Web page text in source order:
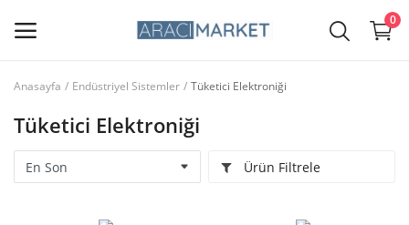
0
Kategoriler
Anasayfa Endüstriyel Sistemler Tüketici Elektroniği
Tüketici Elektroniği
Ürün Filtrele